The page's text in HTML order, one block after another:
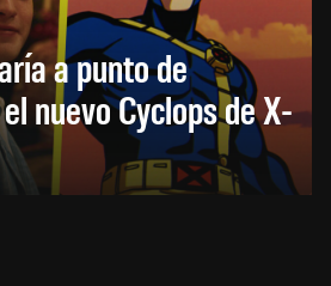
a punto de
nuevo Cyclops de X-